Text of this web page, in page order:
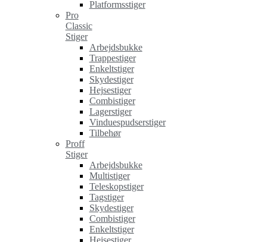
Platformsstiger
Pro
Classic
Stiger
Arbejdsbukke
Trappestiger
Enkeltstiger
Skydestiger
Hejsestiger
Combistiger
Lagerstiger
Vinduespudserstiger
Tilbehør
Proff
Stiger
Arbejdsbukke
Multistiger
Teleskopstiger
Tagstiger
Skydestiger
Combistiger
Enkeltstiger
Hejsestiger